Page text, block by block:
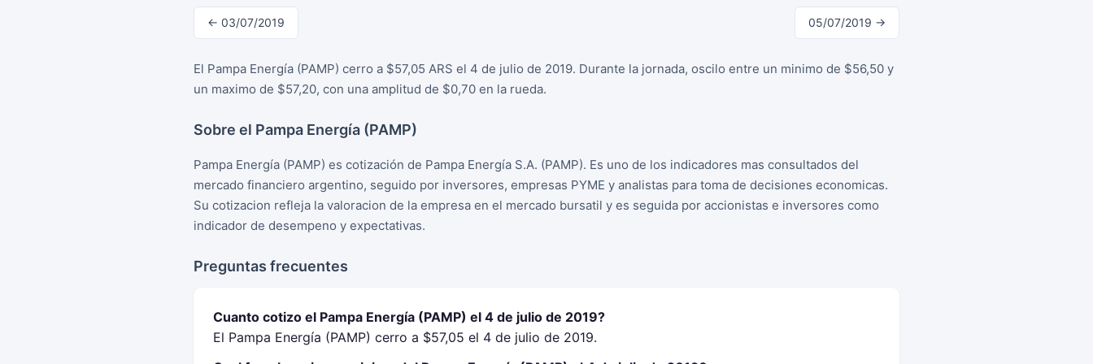
← 03/07/2019 05/07/2019 →
El Pampa Energía (PAMP) cerro a $57,05 ARS el 4 de julio de 2019. Durante la jornada, oscilo entre un minimo de $56,50 y
un maximo de $57,20, con una amplitud de $0,70 en la rueda.
Sobre el Pampa Energía (PAMP)
Pampa Energía (PAMP) es cotización de Pampa Energía S.A. (PAMP). Es uno de los indicadores mas consultados del
mercado financiero argentino, seguido por inversores, empresas PYME y analistas para toma de decisiones economicas.
Su cotizacion refleja la valoracion de la empresa en el mercado bursatil y es seguida por accionistas e inversores como
indicador de desempeno y expectativas.
Preguntas frecuentes
Cuanto cotizo el Pampa Energía (PAMP) el 4 de julio de 2019?
El Pampa Energía (PAMP) cerro a $57,05 el 4 de julio de 2019.